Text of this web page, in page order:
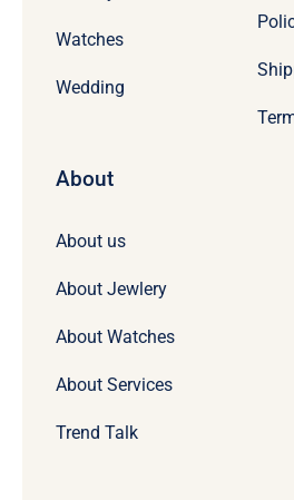
Watches
Wedding
About
About us
About Jewlery
About Watches
About Services
Trend Talk